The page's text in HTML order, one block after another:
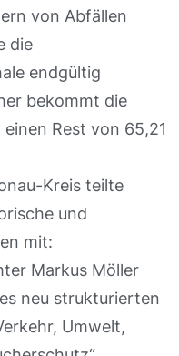
von Abfällen
die
endgültig
bekommt die
Rest von 65,21
Kreis teilte
und
mit:
Markus Möller
neu strukturierten
Umwelt,